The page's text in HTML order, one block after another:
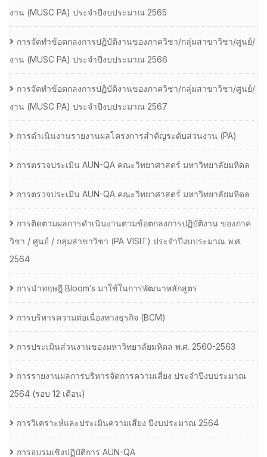
งาน (MUSC PA) ประจำปีงบประมาณ 2565
การจัดทำข้อตกลงการปฏิบัติงานของภาควิชา/กลุ่มสาขาวิชา/ศูนย์/
งาน (MUSC PA) ประจำปีงบประมาณ 2566
การจัดทำข้อตกลงการปฏิบัติงานของภาควิชา/กลุ่มสาขาวิชา/ศูนย์/
งาน (MUSC PA) ประจำปีงบประมาณ 2567
การดำเนินงานรายงานผลโครงการสำคัญระดับส่วนงาน (PA)
การตรวจประเมิน AUN-QA คณะวิทยาศาสตร์ มหาวิทยาลัยมหิดล
การตรวจประเมิน AUN-QA คณะวิทยาศาสตร์ มหาวิทยาลัยมหิดล
การติดตามผลการดำเนินงานตามข้อตกลงการปฏิบัติงาน ของภาค
วิชา / ศูนย์ / กลุ่มสาขาวิชา (PA VISIT) ประจำปีงบประมาณ พ.ศ.​
2564
การนำทฤษฎี Bloom’s มาใช้ในการพัฒนาหลักสูตร
การบริหารความต่อเนื่องทางธุรกิจ (BCM)
การประเมินส่วนงานของมหาวิทยาลัยมหิดล พ.ศ. 2560-2563
การรายงานผลการบริหารจัดการความเสี่ยง ประจำปีงบประมาณ
2564 (รอบ 12 เดือน)
การวิเคราะห์และประเมินความเสี่ยง ปีงบประมาณ 2564
การอบรมเชิงปฏิบัติการ AUN-QA